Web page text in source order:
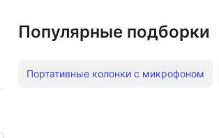
Популярные подборки
Портативные колонки с микрофоном